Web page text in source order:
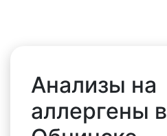
Анализы на
аллергены в